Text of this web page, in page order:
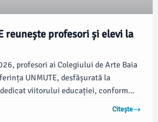
reunește profesori și elevi la
profesori ai Colegiului de Arte Baia
UNMUTE, desfășurată la
viitorului educației, conform
cadre didactice, elevi, cercetători
a dezbate subiecte de interes în
Citește